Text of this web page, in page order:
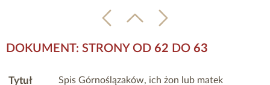
DOKUMENT: STRONY OD 62 DO 63
Tytuł Spis Górnoślązaków, ich żon lub matek